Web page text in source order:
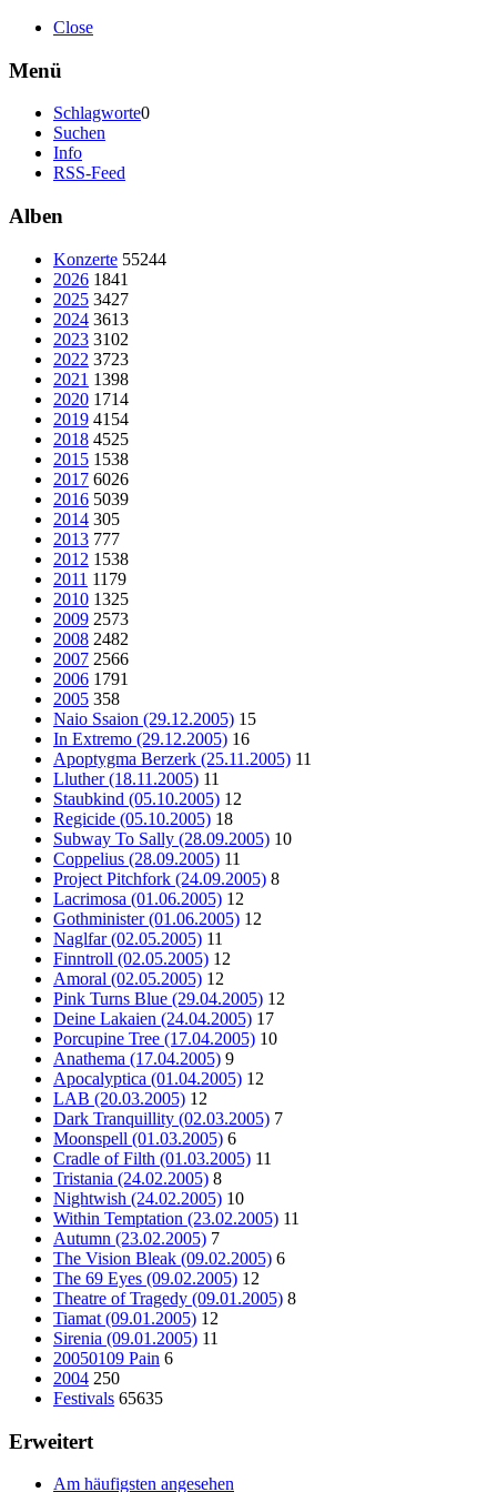
Close
Menü
Schlagworte0
Suchen
Info
RSS-Feed
Alben
Konzerte 55244
2026 1841
2025 3427
2024 3613
2023 3102
2022 3723
2021 1398
2020 1714
2019 4154
2018 4525
2015 1538
2017 6026
2016 5039
2014 305
2013 777
2012 1538
2011 1179
2010 1325
2009 2573
2008 2482
2007 2566
2006 1791
2005 358
Naio Ssaion (29.12.2005) 15
In Extremo (29.12.2005) 16
Apoptygma Berzerk (25.11.2005) 11
Lluther (18.11.2005) 11
Staubkind (05.10.2005) 12
Regicide (05.10.2005) 18
Subway To Sally (28.09.2005) 10
Coppelius (28.09.2005) 11
Project Pitchfork (24.09.2005) 8
Lacrimosa (01.06.2005) 12
Gothminister (01.06.2005) 12
Naglfar (02.05.2005) 11
Finntroll (02.05.2005) 12
Amoral (02.05.2005) 12
Pink Turns Blue (29.04.2005) 12
Deine Lakaien (24.04.2005) 17
Porcupine Tree (17.04.2005) 10
Anathema (17.04.2005) 9
Apocalyptica (01.04.2005) 12
LAB (20.03.2005) 12
Dark Tranquillity (02.03.2005) 7
Moonspell (01.03.2005) 6
Cradle of Filth (01.03.2005) 11
Tristania (24.02.2005) 8
Nightwish (24.02.2005) 10
Within Temptation (23.02.2005) 11
Autumn (23.02.2005) 7
The Vision Bleak (09.02.2005) 6
The 69 Eyes (09.02.2005) 12
Theatre of Tragedy (09.01.2005) 8
Tiamat (09.01.2005) 12
Sirenia (09.01.2005) 11
20050109 Pain 6
2004 250
Festivals 65635
Erweitert
Am häufigsten angesehen